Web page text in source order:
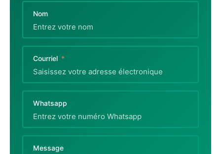
Nom
Courriel
Whatsapp
Message